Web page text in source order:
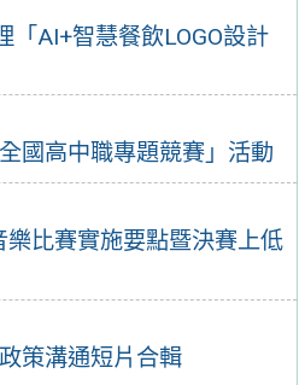
「AI+智慧餐飲LOGO設計
國高中職專題競賽」活動
比賽實施要點暨決賽上低
策溝通短片合輯